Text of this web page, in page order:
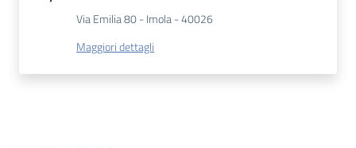
Via Emilia 80 - Imola - 40026
Maggiori dettagli